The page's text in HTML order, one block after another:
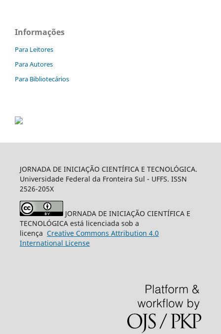
Informações
Para Leitores
Para Autores
Para Bibliotecários
JORNADA DE INICIAÇÃO CIENTÍFICA E TECNOLÓGICA.
Universidade Federal da Fronteira Sul - UFFS. ISSN
2526-205X
JORNADA DE INICIAÇÃO CIENTÍFICA E
TECNOLÓGICA está licenciada sob a
licença Creative Commons Attribution 4.0
International License